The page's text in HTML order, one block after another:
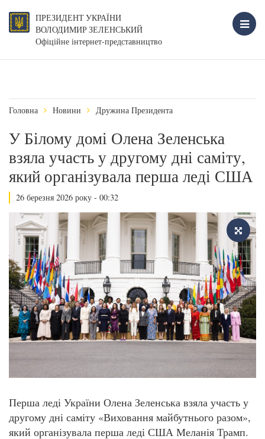
ПРЕЗИДЕНТ УКРАЇНИ
ВОЛОДИМИР ЗЕЛЕНСЬКИЙ
Офіційне інтернет-представництво
Головна Новини Дружина Президента
У Білому домі Олена Зеленська
взяла участь у другому дні саміту,
який організувала перша леді США
26 березня 2026 року - 00:32
Перша леді України Олена Зеленська взяла участь у
другому дні саміту «Виховання майбутнього разом»,
який організувала перша леді США Меланія Трамп.